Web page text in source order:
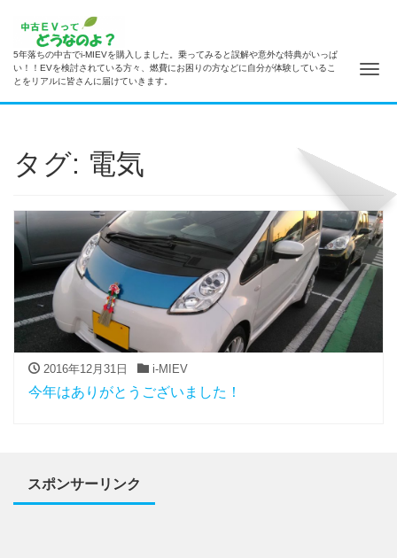
5年落ちの中古でi-MIEVを購入しました。乗ってみると誤解や意外な特典がいっぱ
い！！EVを検討されている方々、燃費にお困りの方などに自分が体験しているこ
とをリアルに皆さんに届けていきます。
ナ
タグ: 電気
2016年12月31日 i-MIEV
今年はありがとうございました！
スポンサーリンク